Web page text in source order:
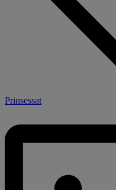
Prinsessat